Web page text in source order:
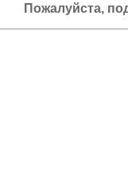
Пожалуйста,